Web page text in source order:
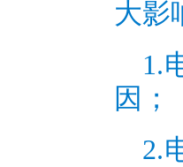
大影
1.
因；
2.